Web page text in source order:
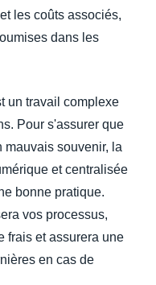
les coûts associés,
dans les
un travail complexe
Pour s'assurer que
mauvais souvenir, la
et centralisée
bonne pratique.
vos processus,
frais et assurera une
en cas de